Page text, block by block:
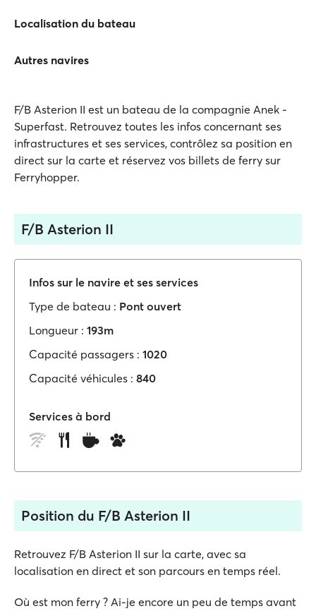
Localisation du bateau
Autres navires
F/B Asterion II est un bateau de la compagnie Anek -
Superfast. Retrouvez toutes les infos concernant ses
infrastructures et ses services, contrôlez sa position en
direct sur la carte et réservez vos billets de ferry sur
Ferryhopper.
F/B Asterion II
Infos sur le navire et ses services
Type de bateau : Pont ouvert
Longueur : 193m
Capacité passagers : 1020
Capacité véhicules : 840
Services à bord
Position du F/B Asterion II
Retrouvez F/B Asterion II sur la carte, avec sa
localisation en direct et son parcours en temps réel.
Où est mon ferry ? Ai-je encore un peu de temps avant